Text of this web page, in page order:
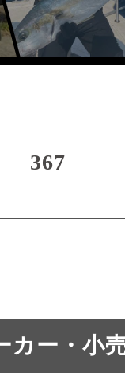
367
カー・小